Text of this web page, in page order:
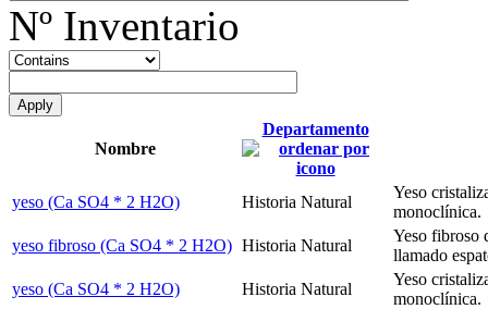
Nº Inventario
Nombre
Departamento
yeso (Ca SO4 * 2 H2O) Historia Natural
Yeso
monoclínica.
yeso fibroso (Ca SO4 * 2 H2O) Historia Natural
Yeso fibroso
llamado
yeso (Ca SO4 * 2 H2O)
Historia Natural
Yeso
monoclínica.